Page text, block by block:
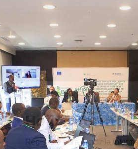
Hoja
Regístrate para recibir la